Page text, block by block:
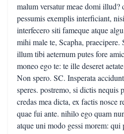
malum versatur meae domi illud?
pessumis exemplis interficiant,
interfecero siti fameque atque
mihi male te, Scapha, praecipere.
illum tibi aeternum putes fore
moneo ego te: te ille deseret
Non spero. SC. Insperata
speres. postremo, si dictis nequis
credas mea dicta, ex factis nosce
quae fui ante. nihilo ego quam
atque uni modo gessi morem: qui